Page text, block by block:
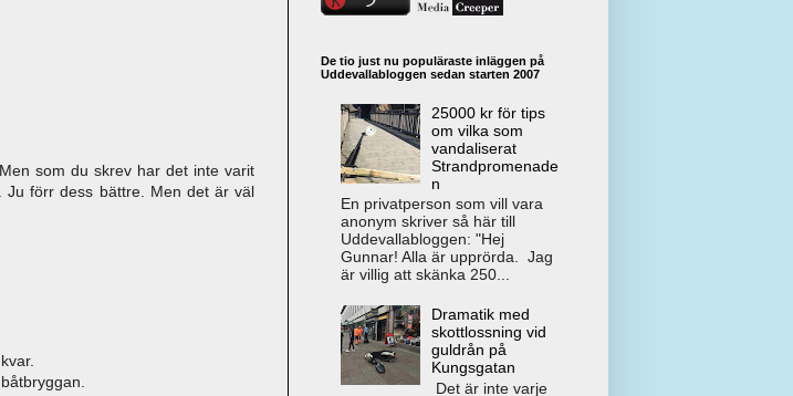
som du skrev har det inte varit
Ju förr dess bättre. Men det är väl
De tio just nu populäraste inläggen på
Uddevallabloggen sedan starten 2007
25000 kr för tips
om vilka som
vandaliserat
Strandpromenade
n
En privatperson som vill vara
anonym skriver så här till
Uddevallabloggen: "Hej
Gunnar! Alla är upprörda. Jag
är villig att skänka 250...
Dramatik med
skottlossning vid
guldrån på
Kungsgatan
Det är inte varje